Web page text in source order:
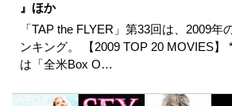
』ほか
「TAP the FLYER」第33回は、2009年
ンキング。 【2009 TOP 20 MOVIES】
は「全米Box O…